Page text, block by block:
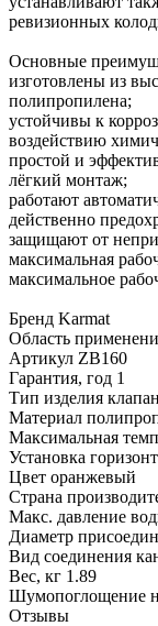
ревизионных
Основные
изготовлены из
полипропилена;
устойчивы к
воздействию
простой и
лёгкий монтаж;
работают
действенно
защищают от
максимальная
максимальное
Бренд Karmat
Область
Артикул ZB160
Гарантия, год 1
Тип изделия
Материал
Максимальная
Установка
Цвет оранжевый
Страна
Макс. давление
Диаметр
Вид соединения
Вес, кг 1.89
Шумопоглощение
Отзывы